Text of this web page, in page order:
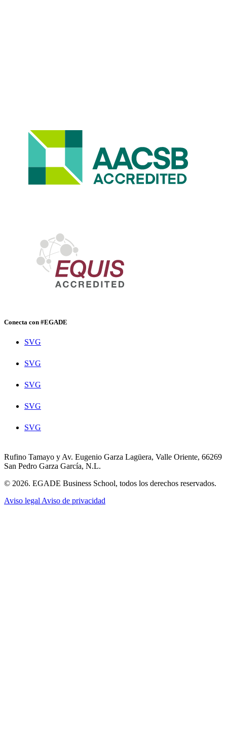
Conecta con #EGADE
SVG
SVG
SVG
SVG
SVG
Rufino Tamayo y Av. Eugenio Garza Lagüera, Valle Oriente, 66269
San Pedro Garza García, N.L.
© 2026. EGADE Business School, todos los derechos reservados.
Aviso legal Aviso de privacidad